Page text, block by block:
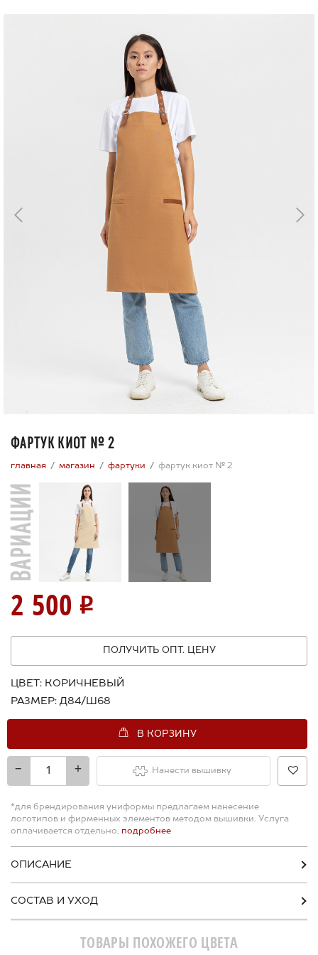
Скидки
←
→
ФАРТУК КИОТ № 2
главная магазин фартуки фартук киот № 2
ВАРИАЦИИ
2 500
ПОЛУЧИТЬ ОПТ. ЦЕНУ
ЦВЕТ: КОРИЧНЕВЫЙ
РАЗМЕР: Д84/Ш68
+
-
В КОРЗИНУ
Нанести вышивку
*для брендирования униформы предлагаем нанесение
логотипов и фирменных элементов методом вышивки. Услуга
оплачивается отдельно, подробнее
ОПИСАНИЕ
СОСТАВ И УХОД
ТОВАРЫ ПОХОЖЕГО ЦВЕТА